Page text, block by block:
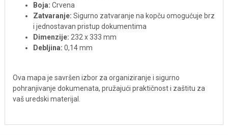
Boja: Crvena
Zatvaranje: Sigurno zatvaranje na kopču omogućuje brz
i jednostavan pristup dokumentima
Dimenzije: 232 x 333 mm
Debljina: 0,14 mm
Ova mapa je savršen izbor za organiziranje i sigurno
pohranjivanje dokumenata, pružajući praktičnost i zaštitu za
vaš uredski materijal.